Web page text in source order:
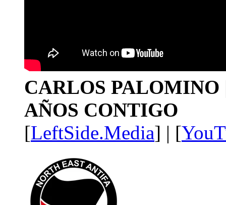
CARLOS PALOMINO
AÑOS CONTIGO
[LeftSide.Media] | [